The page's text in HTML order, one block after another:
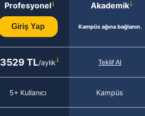
Profesyonel
Giriş Yap
Akademik
Kampüs ağına bağlanın.
3529 TL/aylık Teklif Al
5+ Kullanıcı Kampüs